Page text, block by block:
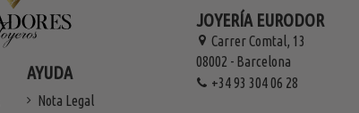
AYUDA
Nota Legal
JOYERÍA EURODOR
Carrer Comtal, 13
08002 - Barcelona
+34 93 304 06 28